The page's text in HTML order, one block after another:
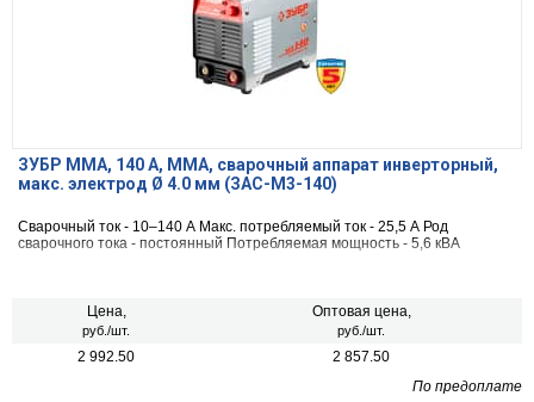
ЗУБР ММА, 140 А, MMA, сварочный аппарат инверторный,
макс. электрод Ø 4.0 мм (ЗАС-М3-140)
Сварочный ток - 10–140 А Макс. потребляемый ток - 25,5 А Род
сварочного тока - постоянный Потребляемая мощность - 5,6 кВА
Цена,
руб./шт.
Оптовая цена,
руб./шт.
2 992.50
2 857.50
По предоплате